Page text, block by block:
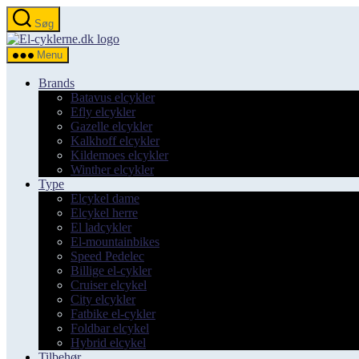
Spring
til
indholdet
Søg
el-
Menu
Brands
Batavus elcykler
Efly elcykler
Gazelle elcykler
Kalkhoff elcykler
Kildemoes elcykler
Winther elcykler
Type
Elcykel dame
Elcykel herre
El ladcykler
El-mountainbikes
Speed Pedelec
Billige el-cykler
Cruiser elcykel
City elcykler
Fatbike el-cykler
Foldbar elcykel
Hybrid elcykel